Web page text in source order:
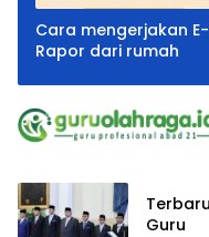
Cara mengerjakan E-
Rapor dari rumah
Guru